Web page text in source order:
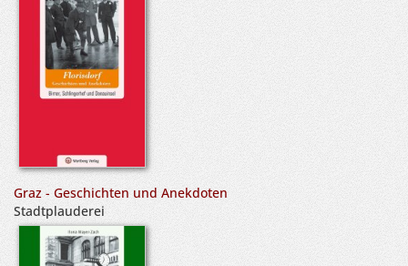
Graz - Geschichten und Anekdoten
Stadtplauderei